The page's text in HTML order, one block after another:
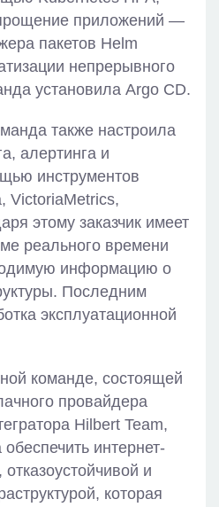
приложений —
пакетов Helm
непрерывного
установила Argo CD.
также настроила
алертинга и
инструментов
VictoriaMetrics,
этому заказчик имеет
реального времени
информацию о
Последним
эксплуатационной
команде, состоящей
провайдера
Hilbert Team,
интернет-
и
которая